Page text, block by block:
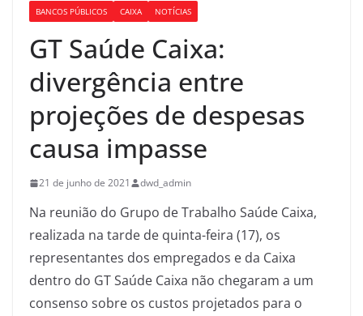
BANCOS PÚBLICOS CAIXA NOTÍCIAS
GT Saúde Caixa:
divergência entre
projeções de despesas
causa impasse
21 de junho de 2021 dwd_admin
Na reunião do Grupo de Trabalho Saúde Caixa,
realizada na tarde de quinta-feira (17), os
representantes dos empregados e da Caixa
dentro do GT Saúde Caixa não chegaram a um
consenso sobre os custos projetados para o